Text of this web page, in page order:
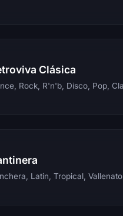
Clásica
Latin, Tropical, Vallenato